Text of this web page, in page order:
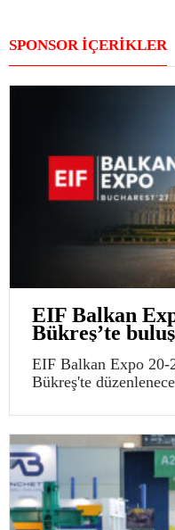
SPONSOR İÇERİKLER
EIF Balkan
Bükreş’te
EIF Balkan Expo 20-
Bükreş'te